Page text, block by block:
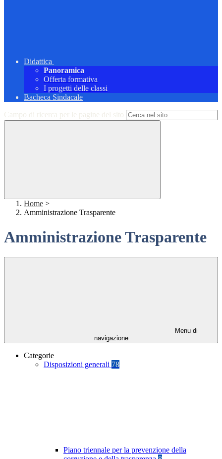
Didattica
Panoramica
Offerta formativa
I progetti delle classi
Bacheca Sindacale
Campo di ricerca per le pagine del sito
Home >
Amministrazione Trasparente
Amministrazione Trasparente
Menu di
navigazione
Categorie
Disposizioni generali 78
Piano triennale per la prevenzione della